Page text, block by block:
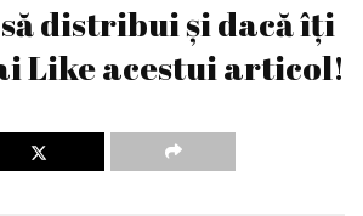
distribui și dacă îți
Like acestui articol!